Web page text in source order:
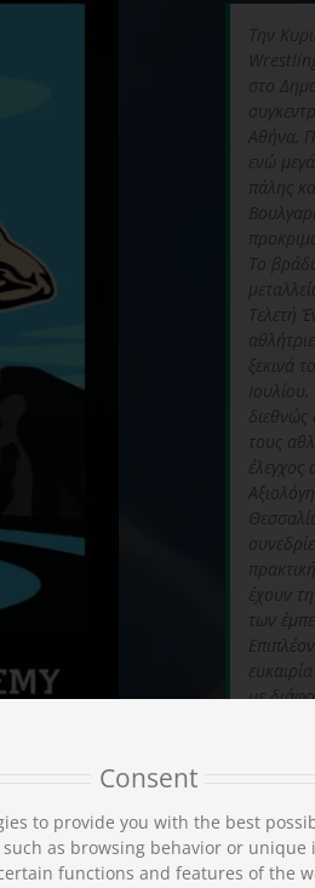
Tην
στο
Αθήνα,
ενώ
πάλης
Το
Τελετή
ξεκινά
τους
έχουν
των
με
στα
την
Δήμων
Consent
to provide you with the best
as browsing behavior or
functions and features of the